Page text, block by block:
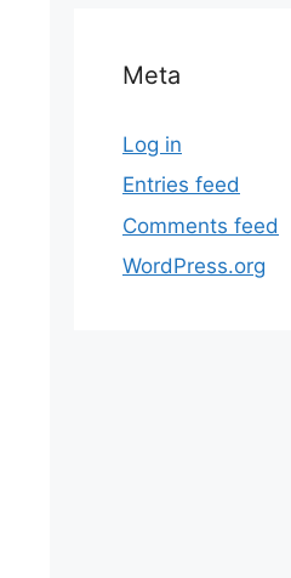
Meta
Log in
Entries feed
Comments feed
WordPress.org